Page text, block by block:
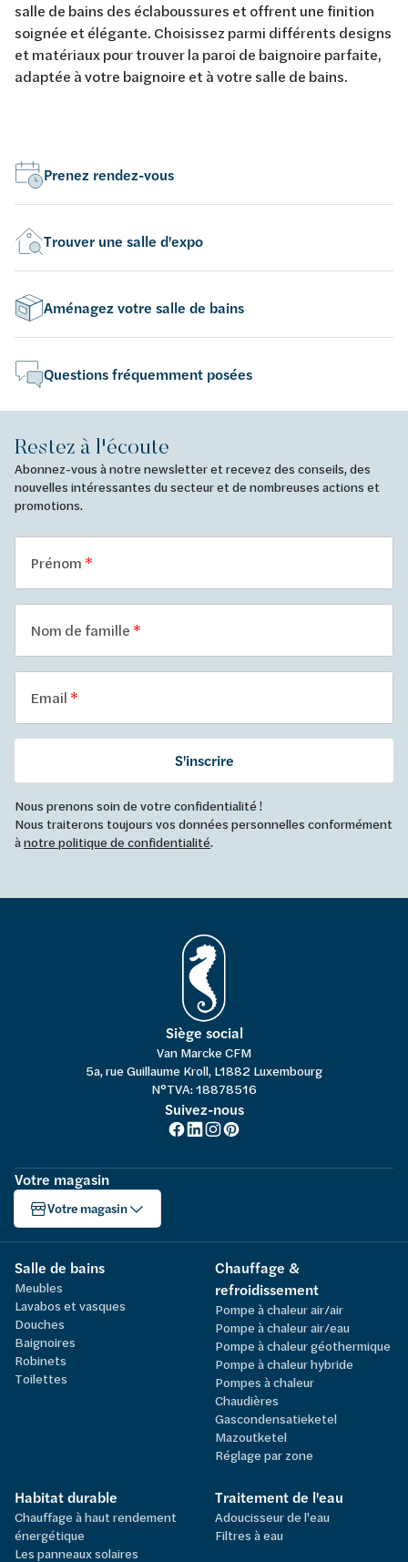
salle de bains des éclaboussures et offrent une finition
soignée et élégante. Choisissez parmi différents designs
et matériaux pour trouver la paroi de baignoire parfaite,
adaptée à votre baignoire et à votre salle de bains.
Prenez rendez-vous
Trouver une salle d'expo
Aménagez votre salle de bains
Questions fréquemment posées
Restez à l'écoute
Abonnez-vous à notre newsletter et recevez des conseils, des
nouvelles intéressantes du secteur et de nombreuses actions et
promotions.
Prénom
Nom de famille
Email
S'inscrire
Nous prenons soin de votre confidentialité !
Nous traiterons toujours vos données personnelles conformément
ànotre politique de confidentialité.
Siège social
Van Marcke CFM
5a, rue Guillaume Kroll, L1882 Luxembourg
N°TVA: 18878516
Suivez-nous
Votre magasin
Votre magasin
Salle de bains
Meubles
Lavabos et vasques
Douches
Baignoires
Robinets
Toilettes
Chauffage &
refroidissement
Pompe à chaleur air/air
Pompe à chaleur air/eau
Pompe à chaleur géothermique
Pompe à chaleur hybride
Pompes à chaleur
Chaudières
Gascondensatieketel
Mazoutketel
Réglage par zone
Habitat durable
Chauffage à haut rendement
énergétique
Les panneaux solaires
Traitement de l'eau
Adoucisseur de l'eau
Filtres à eau